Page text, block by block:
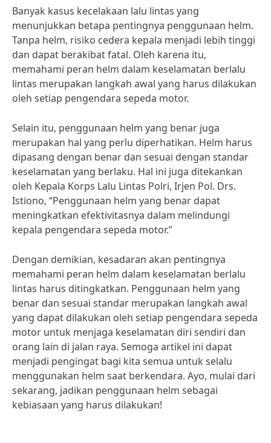
Banyak kasus kecelakaan lalu lintas yang
menunjukkan betapa pentingnya penggunaan helm.
Tanpa helm, risiko cedera kepala menjadi lebih tinggi
dan dapat berakibat fatal. Oleh karena itu,
memahami peran helm dalam keselamatan berlalu
lintas merupakan langkah awal yang harus dilakukan
oleh setiap pengendara sepeda motor.
Selain itu, penggunaan helm yang benar juga
merupakan hal yang perlu diperhatikan. Helm harus
dipasang dengan benar dan sesuai dengan standar
keselamatan yang berlaku. Hal ini juga ditekankan
oleh Kepala Korps Lalu Lintas Polri, Irjen Pol. Drs.
Istiono, “Penggunaan helm yang benar dapat
meningkatkan efektivitasnya dalam melindungi
kepala pengendara sepeda motor.”
Dengan demikian, kesadaran akan pentingnya
memahami peran helm dalam keselamatan berlalu
lintas harus ditingkatkan. Penggunaan helm yang
benar dan sesuai standar merupakan langkah awal
yang dapat dilakukan oleh setiap pengendara sepeda
motor untuk menjaga keselamatan diri sendiri dan
orang lain di jalan raya. Semoga artikel ini dapat
menjadi pengingat bagi kita semua untuk selalu
menggunakan helm saat berkendara. Ayo, mulai dari
sekarang, jadikan penggunaan helm sebagai
kebiasaan yang harus dilakukan!